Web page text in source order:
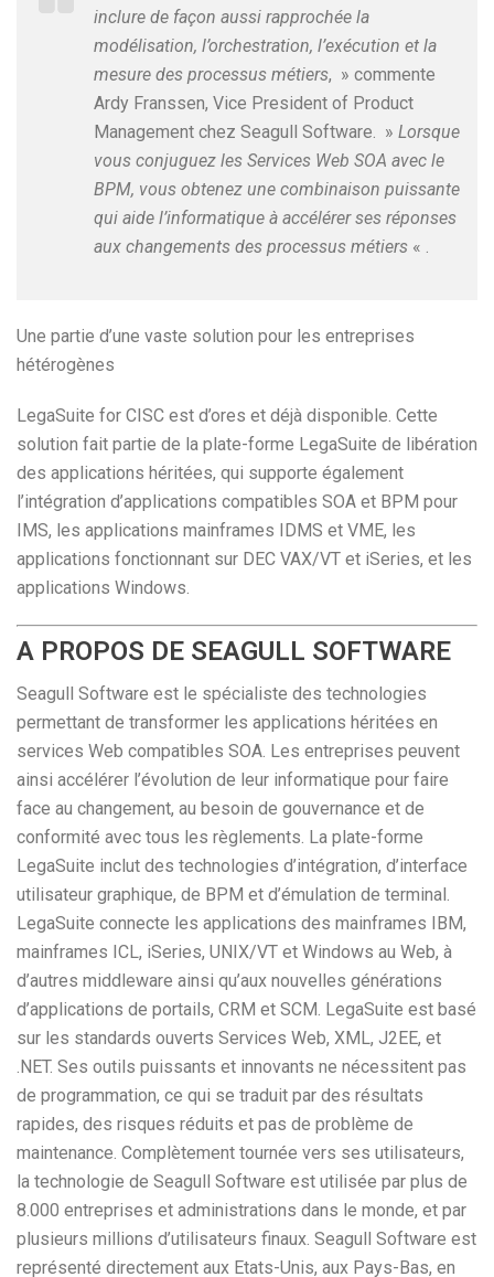
inclure de façon aussi rapprochée la
modélisation, l’orchestration, l’exécution et la
mesure des processus métiers, » commente
Ardy Franssen, Vice President of Product
Management chez Seagull Software. » Lorsque
vous conjuguez les Services Web SOA avec le
BPM, vous obtenez une combinaison puissante
qui aide l’informatique à accélérer ses réponses
aux changements des processus métiers « .
Une partie d’une vaste solution pour les entreprises
hétérogènes
LegaSuite for CISC est d’ores et déjà disponible. Cette
solution fait partie de la plate-forme LegaSuite de libération
des applications héritées, qui supporte également
l’intégration d’applications compatibles SOA et BPM pour
IMS, les applications mainframes IDMS et VME, les
applications fonctionnant sur DEC VAX/VT et iSeries, et les
applications Windows.
A PROPOS DE SEAGULL SOFTWARE
Seagull Software est le spécialiste des technologies
permettant de transformer les applications héritées en
services Web compatibles SOA. Les entreprises peuvent
ainsi accélérer l’évolution de leur informatique pour faire
face au changement, au besoin de gouvernance et de
conformité avec tous les règlements. La plate-forme
LegaSuite inclut des technologies d’intégration, d’interface
utilisateur graphique, de BPM et d’émulation de terminal.
LegaSuite connecte les applications des mainframes IBM,
mainframes ICL, iSeries, UNIX/VT et Windows au Web, à
d’autres middleware ainsi qu’aux nouvelles générations
d’applications de portails, CRM et SCM. LegaSuite est basé
sur les standards ouverts Services Web, XML, J2EE, et
.NET. Ses outils puissants et innovants ne nécessitent pas
de programmation, ce qui se traduit par des résultats
rapides, des risques réduits et pas de problème de
maintenance. Complètement tournée vers ses utilisateurs,
la technologie de Seagull Software est utilisée par plus de
8.000 entreprises et administrations dans le monde, et par
plusieurs millions d’utilisateurs finaux. Seagull Software est
représenté directement aux Etats-Unis, aux Pays-Bas, en